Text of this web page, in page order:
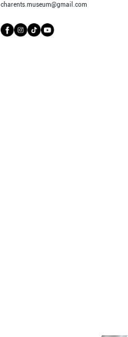
charents.museum@gmail.com